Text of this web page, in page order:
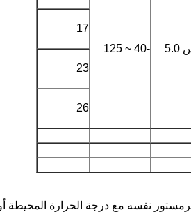
-40 ~ 125
17
23
26
نفسه مع درجة الحرارة المحيطة